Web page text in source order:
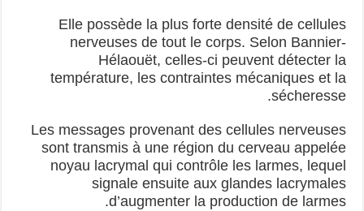
Elle possède la plus forte densité de cellules
nerveuses de tout le corps. Selon Bannier-
Hélaouët, celles-ci peuvent détecter la
température, les contraintes mécaniques et la
sécheresse.
Les messages provenant des cellules nerveuses
sont transmis à une région du cerveau appelée
noyau lacrymal qui contrôle les larmes, lequel
signale ensuite aux glandes lacrymales
d’augmenter la production de larmes.